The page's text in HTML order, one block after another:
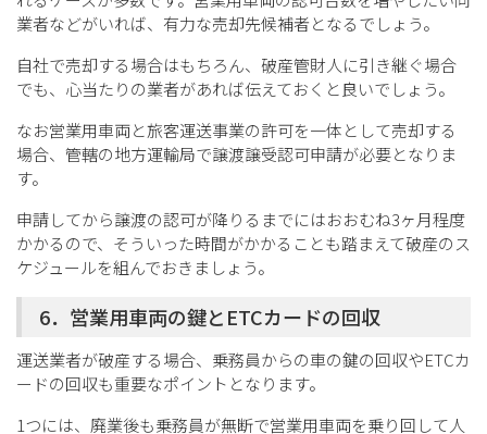
業者などがいれば、有力な売却先候補者となるでしょう。
自社で売却する場合はもちろん、破産管財人に引き継ぐ場合
でも、心当たりの業者があれば伝えておくと良いでしょう。
なお営業用車両と旅客運送事業の許可を一体として売却する
場合、管轄の地方運輸局で譲渡譲受認可申請が必要となりま
す。
申請してから譲渡の認可が降りるまでにはおおむね3ヶ月程度
かかるので、そういった時間がかかることも踏まえて破産のス
ケジュールを組んでおきましょう。
6．営業用車両の鍵とETCカードの回収
運送業者が破産する場合、乗務員からの車の鍵の回収やETCカ
ードの回収も重要なポイントとなります。
1つには、廃業後も乗務員が無断で営業用車両を乗り回して人